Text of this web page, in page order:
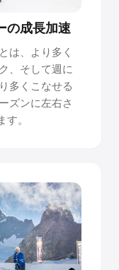
の成長加速
は、より多く
、そして週に
多くこなせる
ズンに左右さ
。